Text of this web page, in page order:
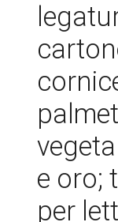
e oro;
per